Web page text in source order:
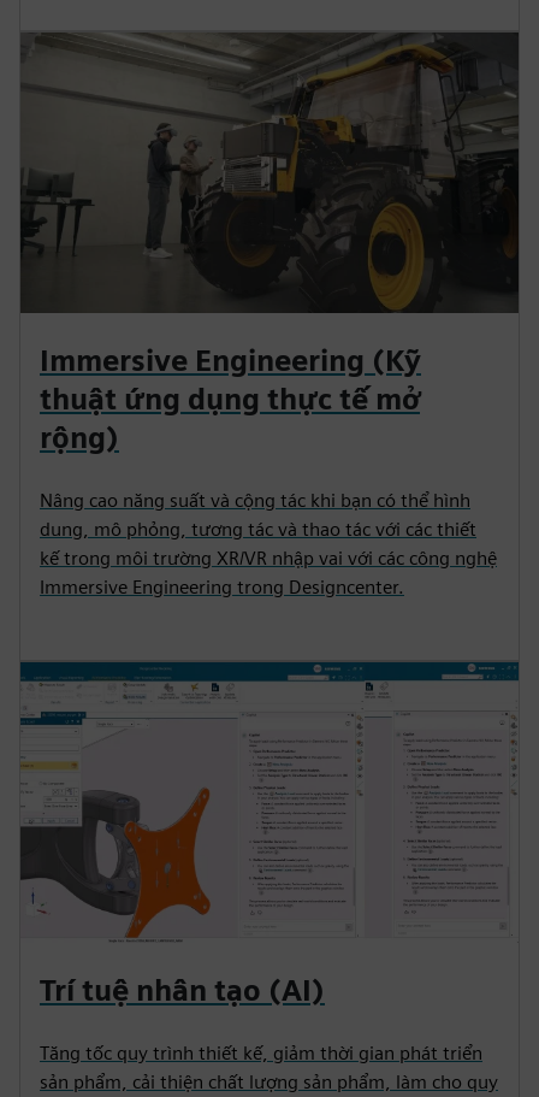
Immersive Engineering (Kỹ
thuật ứng dụng thực tế mở
rộng)
Nâng cao năng suất và cộng tác khi bạn có thể hình
dung, mô phỏng, tương tác và thao tác với các thiết
kế trong môi trường XR/VR nhập vai với các công nghệ
Immersive Engineering trong Designcenter.
Trí tuệ nhân tạo (AI)
Tăng tốc quy trình thiết kế, giảm thời gian phát triển
sản phẩm, cải thiện chất lượng sản phẩm, làm cho quy